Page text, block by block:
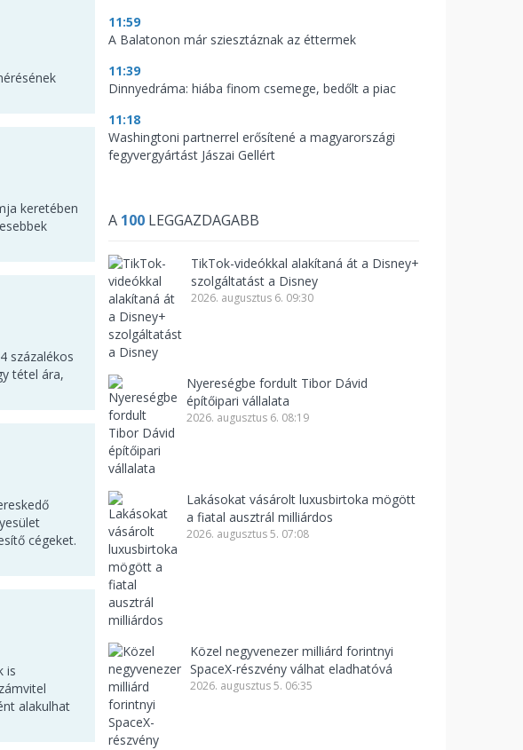
keretében
százalékos
tétel ára,
cégeket.
is
alakulhat
11:59
A Balatonon már sziesztáznak az éttermek
11:39
Dinnyedráma: hiába finom csemege, bedőlt a piac
11:18
Washingtoni partnerrel erősítené a magyarországi
fegyvergyártást Jászai Gellért
A 100 LEGGAZDAGABB
TikTok-videókkal alakítaná át a Disney+
szolgáltatást a Disney
2026. augusztus 6. 09:30
Nyereségbe fordult Tibor Dávid
építőipari vállalata
2026. augusztus 6. 08:19
Lakásokat vásárolt luxusbirtoka mögött
a fiatal ausztrál milliárdos
2026. augusztus 5. 07:08
Közel negyvenezer milliárd forintnyi
SpaceX-részvény válhat eladhatóvá
2026. augusztus 5. 06:35